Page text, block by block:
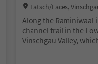
Location:
Latsch/Laces,
Along the Raminiwaal
channel trail in the
Vinschgau Valley,